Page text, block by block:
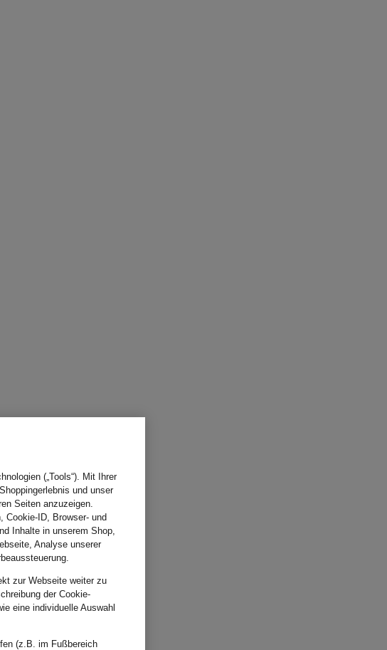
(„Tools“). Mit Ihrer
und unser
Seiten anzuzeigen.
Cookie-ID, Browser- und
Inhalte in unserem Shop,
Analyse unserer
zur Webseite weiter zu
der Cookie-
eine individuelle Auswahl
(z.B. im Fußbereich